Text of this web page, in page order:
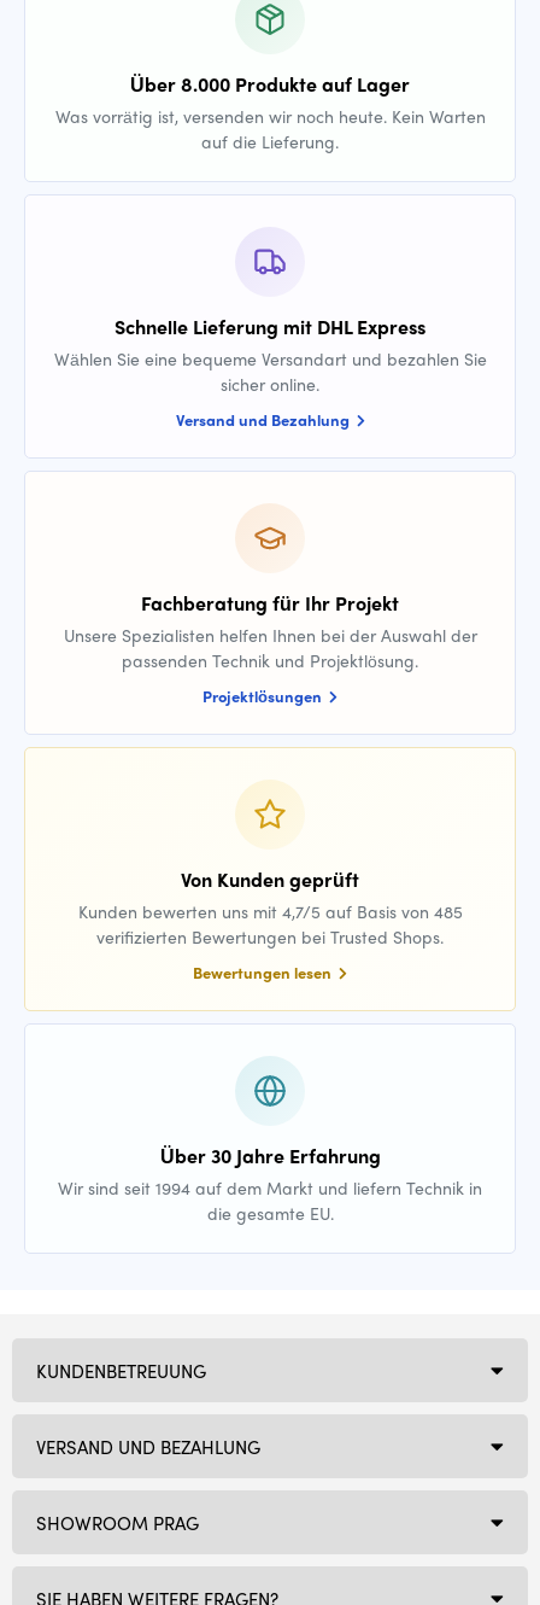
Über 8.000 Produkte auf Lager
Was vorrätig ist, versenden wir noch heute. Kein Warten
auf die Lieferung.
Schnelle Lieferung mit DHL Express
Wählen Sie eine bequeme Versandart und bezahlen Sie
sicher online.
Versand und Bezahlung
Fachberatung für Ihr Projekt
Unsere Spezialisten helfen Ihnen bei der Auswahl der
passenden Technik und Projektlösung.
Projektlösungen
Von Kunden geprüft
Kunden bewerten uns mit 4,7/5 auf Basis von 485
verifizierten Bewertungen bei Trusted Shops.
Bewertungen lesen
Über 30 Jahre Erfahrung
Wir sind seit 1994 auf dem Markt und liefern Technik in
die gesamte EU.
SHOWROOM PRAG
SIE HABEN WEITERE FRAGEN?
KUNDENBETREUUNG
VERSAND UND BEZAHLUNG